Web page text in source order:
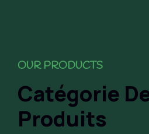
OUR PRODUCTS
Catégorie
Produits